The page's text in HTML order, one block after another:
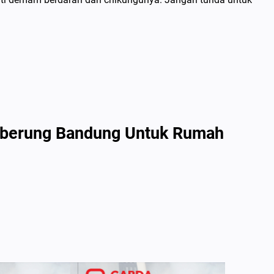
Bandung Untuk Rumah